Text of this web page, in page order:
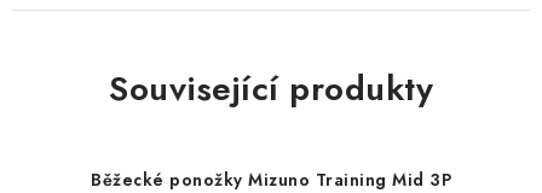
Související produkty
Běžecké ponožky Mizuno Training Mid 3P